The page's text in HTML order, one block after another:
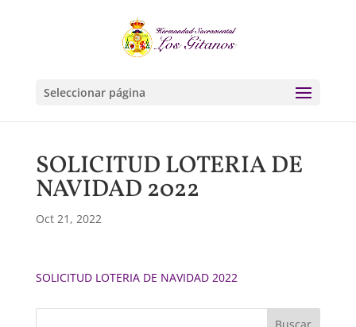
Seleccionar página
SOLICITUD LOTERIA DE
NAVIDAD 2022
Oct 21, 2022
SOLICITUD LOTERIA DE NAVIDAD 2022